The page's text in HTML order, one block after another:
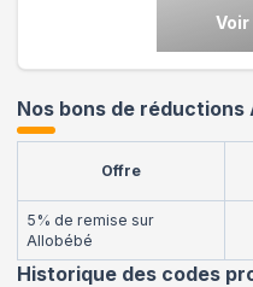
Voir
Nos bons de
Offre
5% de remise sur
Allobébé
Historique des codes